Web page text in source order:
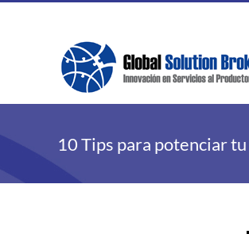
Skip
10 Tips para potenciar